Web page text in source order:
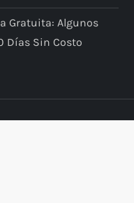
Gratuita: Algunos
Días Sin Costo